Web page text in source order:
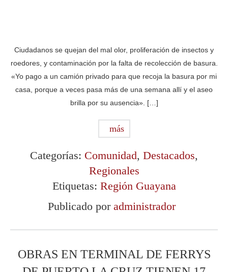
Ciudadanos se quejan del mal olor, proliferación de insectos y
roedores, y contaminación por la falta de recolección de basura.
«Yo pago a un camión privado para que recoja la basura por mi
casa, porque a veces pasa más de una semana allí y el aseo
brilla por su ausencia». […]
más
Categorías: Comunidad, Destacados,
Regionales
Etiquetas: Región Guayana
Publicado por administrador
OBRAS EN TERMINAL DE FERRYS